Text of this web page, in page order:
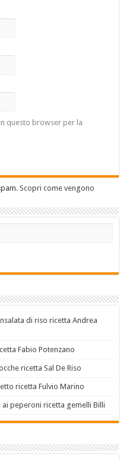
questo browser per la
Scopri come vengono
di riso ricetta Andrea
Fabio Potenzano
ricetta Sal De Riso
ricetta Fulvio Marino
peperoni ricetta gemelli Billi